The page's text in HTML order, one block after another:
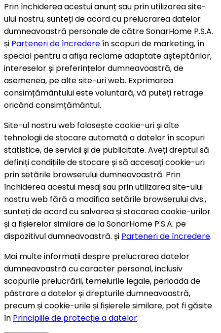
Prin închiderea acestui anunț sau prin utilizarea site-
ului nostru, sunteți de acord cu prelucrarea datelor
dumneavoastră personale de către SonarHome P.S.A.
și Parteneri de încredereîn scopuri de marketing, în
special pentru a afișa reclame adaptate așteptărilor,
intereselor și preferințelor dumneavoastră, de
asemenea, pe alte site-uri web. Exprimarea
consimțământului este voluntară, vă puteți retrage
oricând consimțământul.
Site-ul nostru web folosește cookie-uri și alte
tehnologii de stocare automată a datelor în scopuri
statistice, de servicii și de publicitate. Aveți dreptul să
definiți condițiile de stocare și să accesați cookie-uri
prin setările browserului dumneavoastră. Prin
închiderea acestui mesaj sau prin utilizarea site-ului
nostru web fără a modifica setările browserului dvs.,
sunteți de acord cu salvarea și stocarea cookie-urilor
și a fișierelor similare de la SonarHome P.S.A. pe
dispozitivul dumneavoastră. și Parteneri de încredere.
Mai multe informații despre prelucrarea datelor
dumneavoastră cu caracter personal, inclusiv
scopurile prelucrării, temeiurile legale, perioada de
păstrare a datelor și drepturile dumneavoastră,
precum și cookie-urile și fișierele similare, pot fi găsite
în Principiile de protecție a datelor.